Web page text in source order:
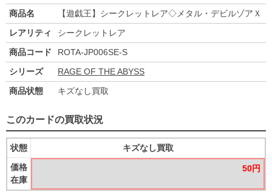
商品名
【遊戯王】シークレットレア◇メタル・デビルゾアＸ
レアリティ
シークレットレア
商品コード
ROTA-JP006SE-S
シリーズ
RAGE OF THE ABYSS
商品状態
キズなし買取
このカードの買取状況
状態
価格
在庫
キズなし買取
50円